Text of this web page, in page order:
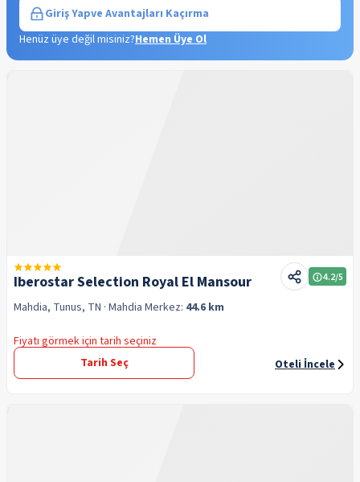
Giriş Yapve Avantajları Kaçırma
Henüz üye değil misiniz?Hemen Üye Ol
Iberostar Selection Royal El Mansour 4.2/5
Mahdia, Tunus, TN · Mahdia Merkez: 44.6 km
Fiyatı görmek için tarih seçiniz
Tarih Seç
Oteli İncele